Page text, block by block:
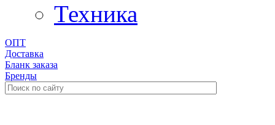
Техника
ОПТ
Доставка
Бланк заказа
Бренды